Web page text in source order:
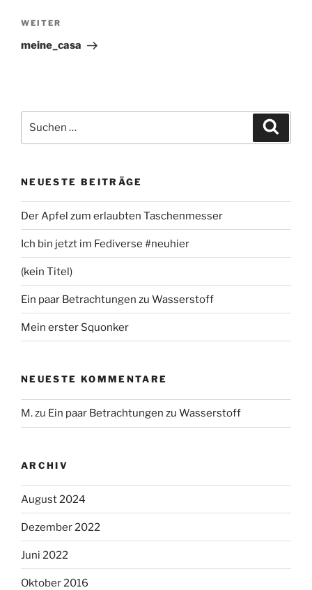
Nächster
Beitrag
WEITER
meine_casa
nach:
NEUESTE BEITRÄGE
Der Apfel zum erlaubten Taschenmesser
Ich bin jetzt im Fediverse #neuhier
(kein Titel)
Ein paar Betrachtungen zu Wasserstoff
Mein erster Squonker
NEUESTE KOMMENTARE
M.zu Ein paar Betrachtungen zu Wasserstoff
ARCHIV
August 2024
Dezember 2022
Juni 2022
Oktober 2016